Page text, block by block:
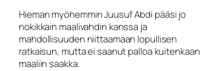
Hieman myöhemmin Juusuf Abdi pääsi jo
nokikkain maalivahdin kanssa ja
mahdollisuuden niittaamaan lopullisen
ratkaisun, mutta ei saanut palloa kuitenkaan
maaliin saakka.